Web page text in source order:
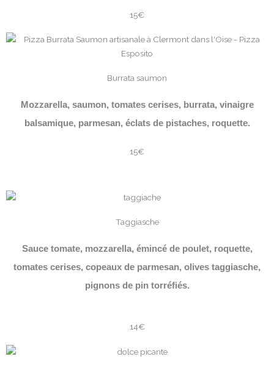
15€
Burrata saumon
Mozzarella, saumon, tomates cerises, burrata, vinaigre
balsamique, parmesan, éclats de pistaches, roquette.
15€
Taggiasche
Sauce tomate, mozzarella, émincé de poulet, roquette,
tomates cerises, copeaux de parmesan, olives taggiasche,
pignons de pin torréfiés.
14€